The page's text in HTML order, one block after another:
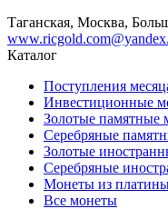
Таганская, Москва,
Каталог
Поступления
Инвестиционные
Золотые
Серебряные
Золотые
Серебряные
Монеты из
Все монеты